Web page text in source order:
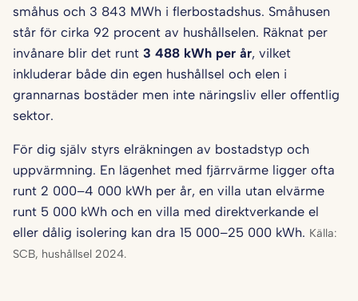
småhus och 3 843 MWh i flerbostadshus. Småhusen
står för cirka 92 procent av hushållselen. Räknat per
invånare blir det runt 3 488 kWh per år, vilket
inkluderar både din egen hushållsel och elen i
grannarnas bostäder men inte näringsliv eller offentlig
sektor.
För dig själv styrs elräkningen av bostadstyp och
uppvärmning. En lägenhet med fjärrvärme ligger ofta
runt 2 000–4 000 kWh per år, en villa utan elvärme
runt 5 000 kWh och en villa med direktverkande el
eller dålig isolering kan dra 15 000–25 000 kWh. Källa:
SCB, hushållsel 2024.